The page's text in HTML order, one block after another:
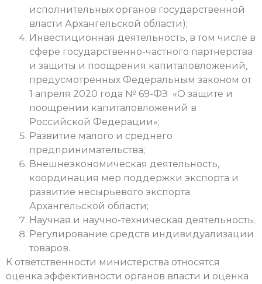
исполнительных органов государственной
власти Архангельской области);
Инвестиционная деятельность, в том числе в
сфере государственно-частного партнерства
и защиты и поощрения капиталовложений,
предусмотренных Федеральным законом от
1 апреля 2020 года № 69-ФЗ «О защите и
поощрении капиталовложений в
Российской Федерации»;
Развитие малого и среднего
предпринимательства;
Внешнеэкономическая деятельность,
координация мер поддержки экспорта и
развитие несырьевого экспорта
Архангельской области;
Научная и научно-техническая деятельность;
Регулирование средств индивидуализации
товаров.
К ответственности министерства относятся
оценка эффективности органов власти и оценка